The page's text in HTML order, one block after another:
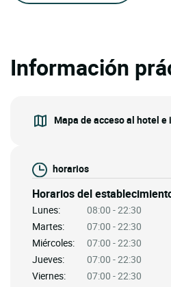
Información
Mapa de acceso al hotel
horarios
Horarios del
Lunes:
08:00 - 22:30
Martes:
07:00 - 22:30
Miércoles:
07:00 - 22:30
Jueves:
07:00 - 22:30
Viernes:
07:00 - 22:30